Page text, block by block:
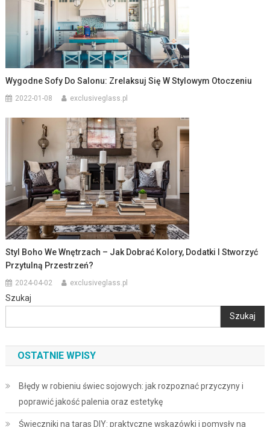
Wygodne Sofy Do Salonu: Zrelaksuj Się W Stylowym Otoczeniu
2022-01-08 exclusiveglass.pl
Styl Boho We Wnętrzach – Jak Dobrać Kolory, Dodatki I Stworzyć
Przytulną Przestrzeń?
2024-04-02 exclusiveglass.pl
Szukaj
Szukaj
OSTATNIE WPISY
Błędy w robieniu świec sojowych: jak rozpoznać przyczyny i
poprawić jakość palenia oraz estetykę
Świeczniki na taras DIY: praktyczne wskazówki i pomysły na